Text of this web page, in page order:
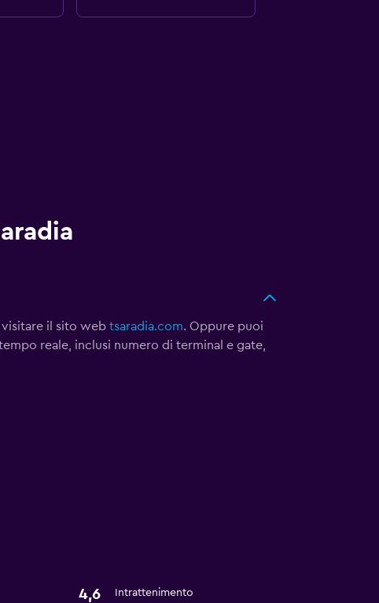
il sito web tsaradia.com. Oppure puoi
reale, inclusi numero di terminal e gate,
4,6 Intrattenimento